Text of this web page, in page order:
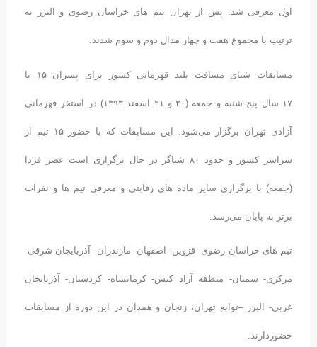
اول معرفی شد. پس از تهران تیم های خراسان رضوی و البرز به
ترتیب با مجموع هفت و چهار مدال دوم و سوم شدند.
مسابقات شنای مسافت بلند قهرمانی کشور برای پسران ۱۵ تا
۱۷ سال پنج شنبه و جمعه (۲۰ و ۲۱ اسفند ۱۳۹۳) در استخر قهرمانی
آزادی تهران برگزار می‌شود. این مسابقات که با حضور ۱۵ تیم از
سراسر کشور و حدود ۸۰ شناگر در حال برگزاری است عصر فردا
(جمعه) با برگزاری سایر ماده های رقابتی و معرفی تیم ها و نفرات
برتر به پایان می‌رسد.
تیم های خراسان رضوی- قزوین- اصفهان- مازندران- آذربایجان شرقی-
مرکزی- سمنان- منطقه آزاد کیش- کرمانشاه- کردستان- آذربایجان
غربی- البرز –توابع تهران، زنجان و همدان در این دوره از مسابقات
حضوردارند.